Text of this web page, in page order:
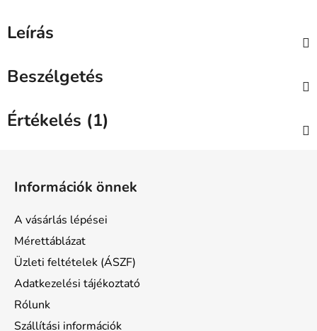
Leírás
Beszélgetés
Értékelés (1)
Információk önnek
A vásárlás lépései
Mérettáblázat
Üzleti feltételek (ÁSZF)
Adatkezelési tájékoztató
Rólunk
Szállítási információk